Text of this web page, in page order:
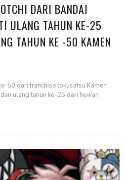
DARI BANDAI
ULANG TAHUN KE-25
TAHUN KE -50 KAMEN
50 dari franchise tokusatsu Kamen
ulang tahun ke-25 dari hewan